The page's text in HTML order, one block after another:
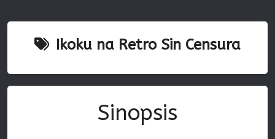
Ikoku na Retro Sin Censura
Sinopsis